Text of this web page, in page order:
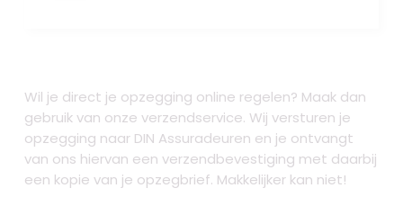
Wil je direct je opzegging online regelen? Maak dan
gebruik van onze verzendservice. Wij versturen je
opzegging naar DIN Assuradeuren en je ontvangt
van ons hiervan een verzendbevestiging met daarbij
een kopie van je opzegbrief. Makkelijker kan niet!